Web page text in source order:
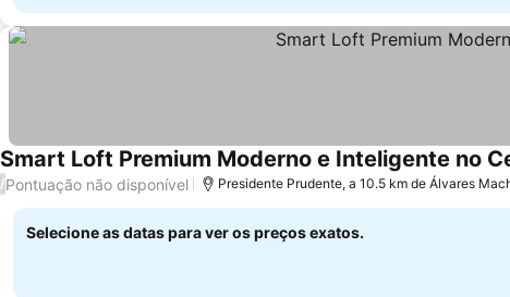
Smart Loft Premium Moderno e Inteligente no
/Pontuação não disponível Presidente Prudente, a 10.5 km de Álvares
Selecione as datas para ver os preços exatos.